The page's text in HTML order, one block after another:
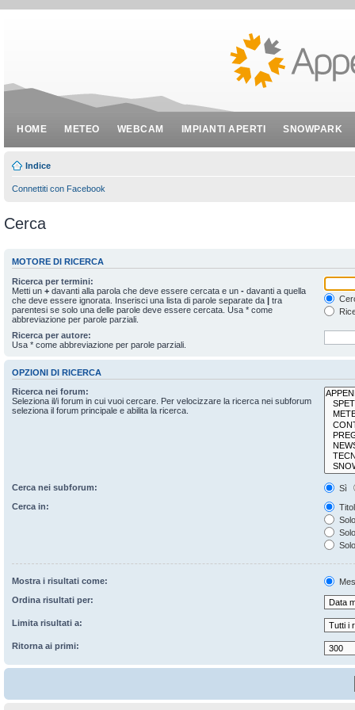
HOME METEO WEBCAM IMPIANTI APERTI SNOWPARK
Indice
Connettiti con Facebook
Cerca
MOTORE DI RICERCA
Ricerca per termini:
Metti un + davanti alla parola che deve essere cercata e un - davanti a quella
che deve essere ignorata. Inserisci una lista di parole separate da | tra
parentesi se solo una delle parole deve essere cercata. Usa * come
abbreviazione per parole parziali.
Ricerca per autore:
Usa * come abbreviazione per parole parziali.
OPZIONI DI RICERCA
Ricerca nei forum:
Seleziona il/i forum in cui vuoi cercare. Per velocizzare la ricerca nei subforum
seleziona il forum principale e abilita la ricerca.
Cerca nei subforum:
Sì
Cerca in:
Mostra i risultati come:
Ordina risultati per:
Limita risultati a:
Ritorna ai primi: